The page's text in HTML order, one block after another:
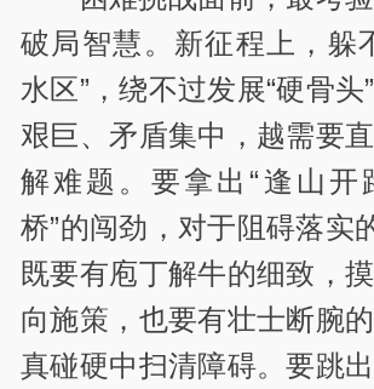
破局智慧。新征程上，躲
水区”，绕不过发展“硬骨头
艰巨、矛盾集中，越需要
解难题。要拿出“逢山开
桥”的闯劲，对于阻碍落实
既要有庖丁解牛的细致，
向施策，也要有壮士断腕
真碰硬中扫清障碍。要跳